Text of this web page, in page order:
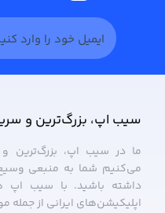
سیب ‌اپ، بزرگ‌ترین و
ما در سیب ‌اپ، بزرگ‌ترین و
می‌کنیم شما به منبعی
داشته باشید. با سیب ‌اپ
اپلیکیشن‌های ایرانی از جمله